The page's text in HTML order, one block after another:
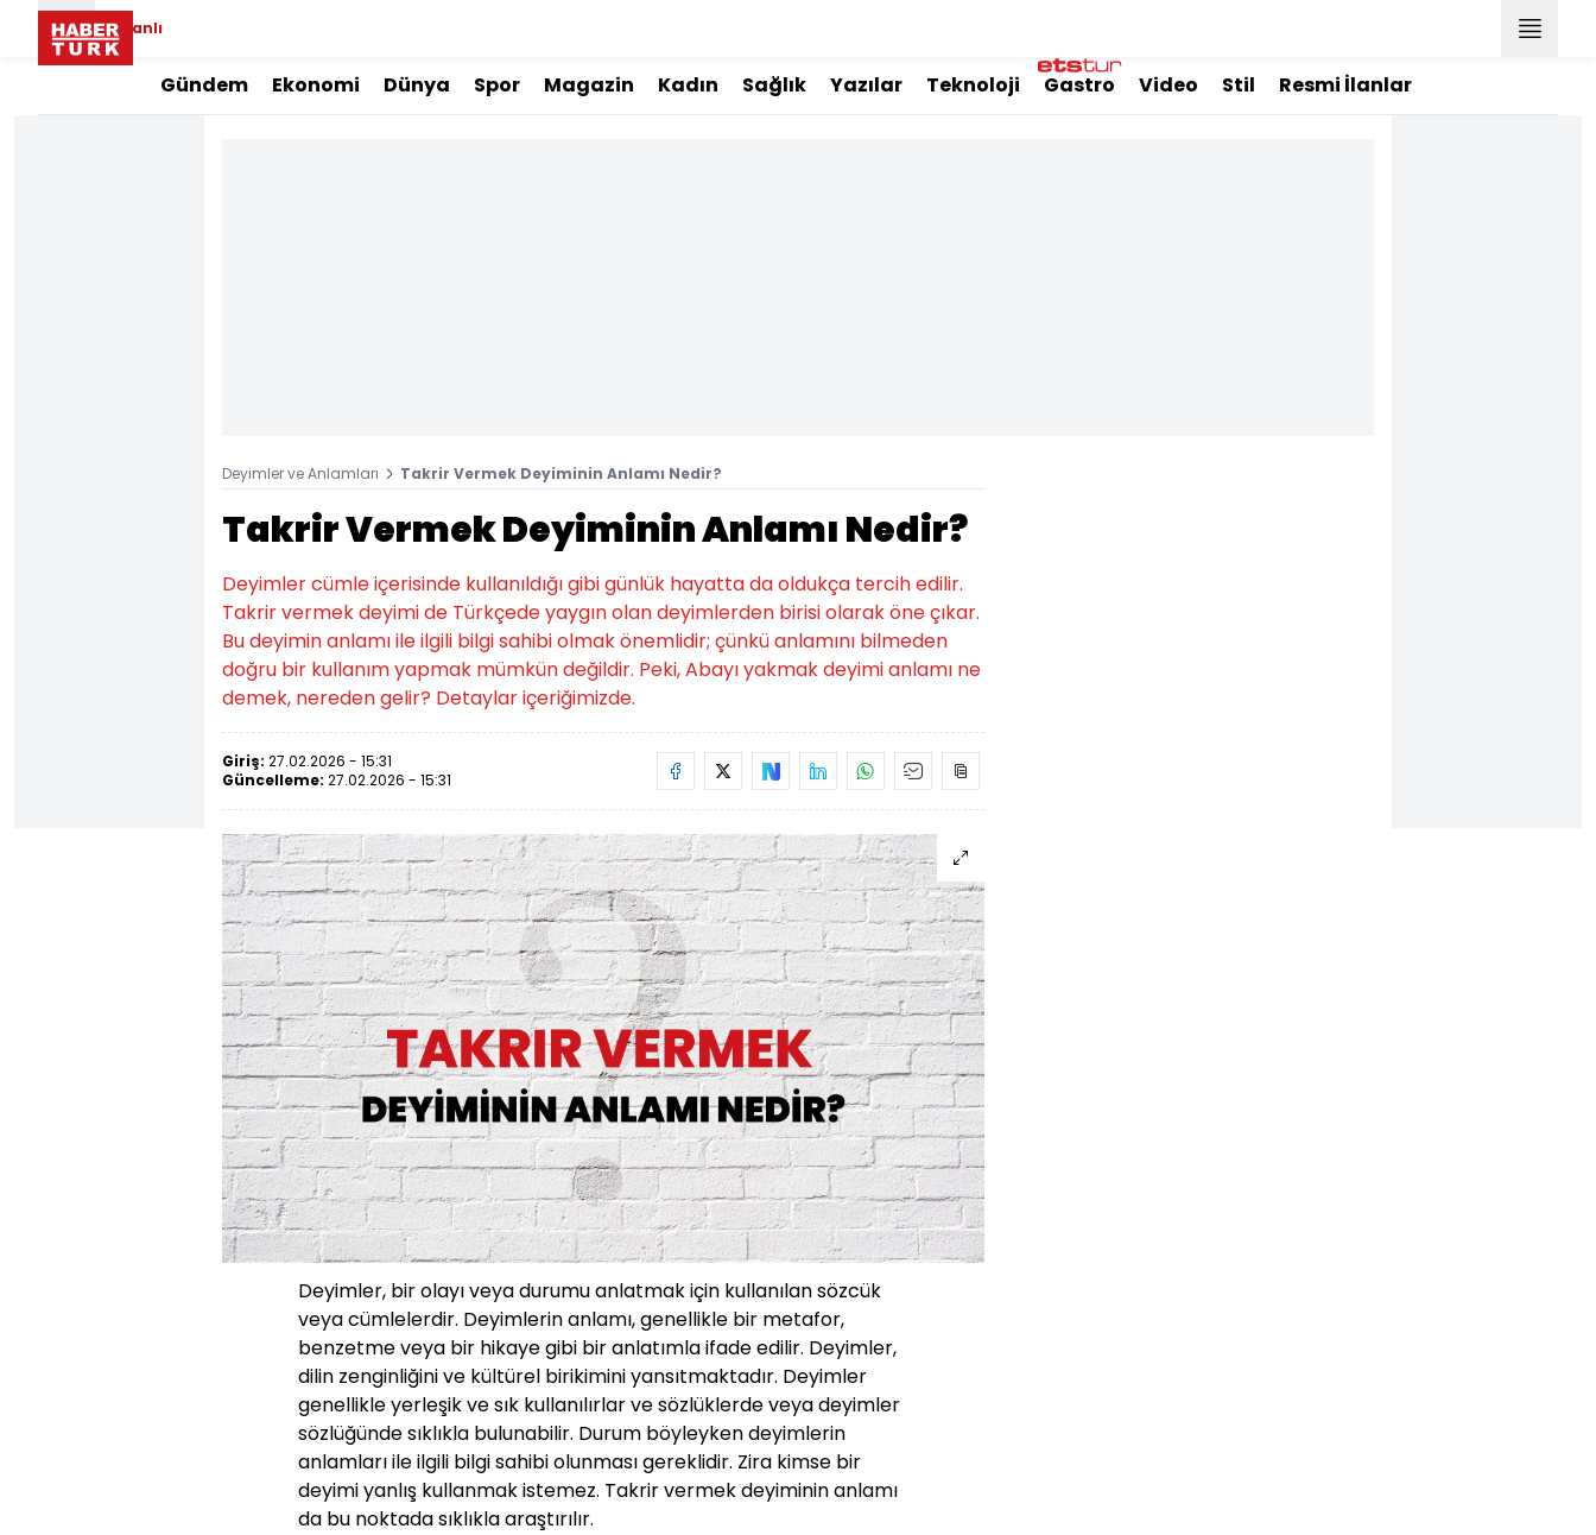
Canlı
Gündem Ekonomi Dünya Spor Magazin Kadın Sağlık Yazılar Teknoloji Gastro Video Stil Resmi İlanlar
Deyimler ve Anlamları Takrir Vermek Deyiminin Anlamı Nedir?
Takrir Vermek Deyiminin Anlamı Nedir?
Deyimler cümle içerisinde kullanıldığı gibi günlük hayatta da oldukça tercih edilir.
Takrir vermek deyimi de Türkçede yaygın olan deyimlerden birisi olarak öne çıkar.
Bu deyimin anlamı ile ilgili bilgi sahibi olmak önemlidir; çünkü anlamını bilmeden
doğru bir kullanım yapmak mümkün değildir. Peki, Abayı yakmak deyimi anlamı ne
demek, nereden gelir? Detaylar içeriğimizde.
Giriş: 27.02.2026 - 15:31
Güncelleme: 27.02.2026 - 15:31
Deyimler, bir olayı veya durumu anlatmak için kullanılan sözcük
veya cümlelerdir. Deyimlerin anlamı, genellikle bir metafor,
benzetme veya bir hikaye gibi bir anlatımla ifade edilir. Deyimler,
dilin zenginliğini ve kültürel birikimini yansıtmaktadır. Deyimler
genellikle yerleşik ve sık kullanılırlar ve sözlüklerde veya deyimler
sözlüğünde sıklıkla bulunabilir. Durum böyleyken deyimlerin
anlamları ile ilgili bilgi sahibi olunması gereklidir. Zira kimse bir
deyimi yanlış kullanmak istemez. Takrir vermek deyiminin anlamı
da bu noktada sıklıkla araştırılır.